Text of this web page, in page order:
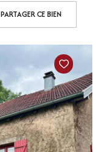
PARTAGER CE BIEN